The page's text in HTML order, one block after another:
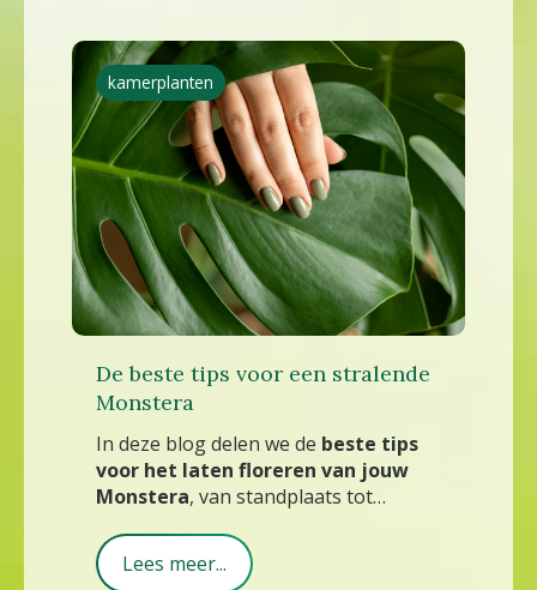
De beste tips voor een stralende
Monstera
In deze blog delen we de beste tips
voor het laten floreren van jouw
Monstera, van standplaats tot
Lees meer...
kamerplanten